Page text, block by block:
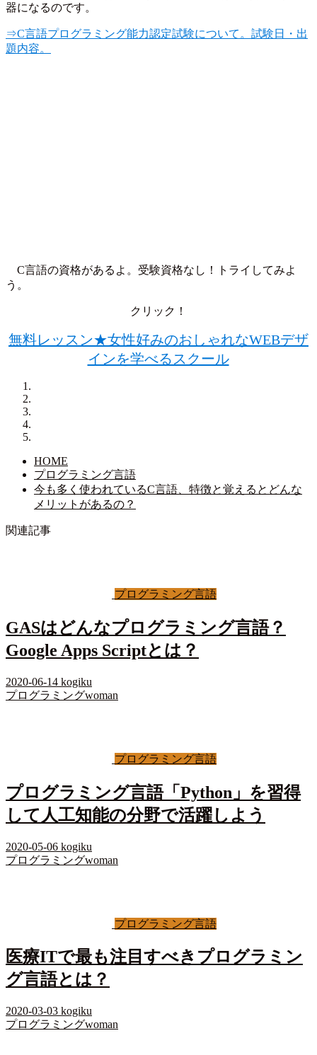
器になるのです。
⇒C言語プログラミング能力認定試験について。試験日・出
題内容。
C言語の資格があるよ。受験資格なし！トライしてみよ
う。
クリック！
無料レッスン★女性好みのおしゃれなWEBデザ
インを学べるスクール
HOME
プログラミング言語
今も多く使われているC言語、特徴と覚えるとどんな
メリットがあるの？
関連記事
プログラミング言語
GASはどんなプログラミング言語？
Google Apps Scriptとは？
2020-06-14 kogiku
プログラミングwoman
プログラミング言語
プログラミング言語「Python」を習得
して人工知能の分野で活躍しよう
2020-05-06 kogiku
プログラミングwoman
プログラミング言語
医療ITで最も注目すべきプログラミン
グ言語とは？
2020-03-03 kogiku
プログラミングwoman